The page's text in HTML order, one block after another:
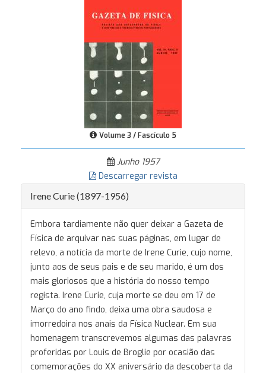
Volume 3 / Fascículo 5
Junho 1957
Descarregar revista
Irene Curie (1897-1956)
Embora tardiamente não quer deixar a Gazeta de
Física de arquivar nas suas páginas, em lugar de
relevo, a notícia da morte de Irene Curie, cujo nome,
junto aos de seus pais e de seu marido, é um dos
mais gloriosos que a história do nosso tempo
regista. Irene Curie, cuja morte se deu em 17 de
Março do ano findo, deixa uma obra saudosa e
imorredoira nos anais da Física Nuclear. Em sua
homenagem transcrevemos algumas das palavras
proferidas por Louis de Broglie por ocasião das
comemorações do XX aniversário da descoberta da